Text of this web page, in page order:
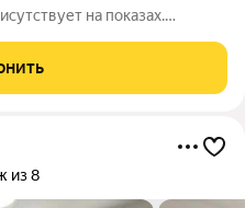
на показах.
проживания: можно с
из 8